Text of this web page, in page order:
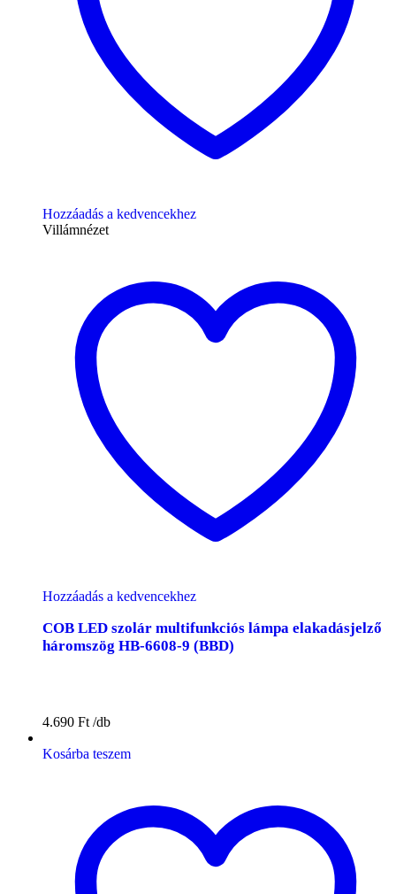
Hozzáadás a kedvencekhez
Villámnézet
Hozzáadás a kedvencekhez
COB LED szolár multifunkciós lámpa elakadásjelző
háromszög HB-6608-9 (BBD)
4.690 Ft
Kosárba teszem